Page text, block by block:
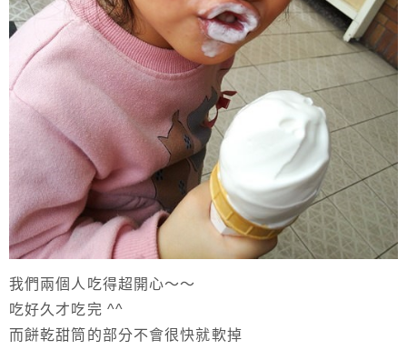
我們兩個人吃得超開心～～
吃好久才吃完 ^^
而餅乾甜筒的部分不會很快就軟掉